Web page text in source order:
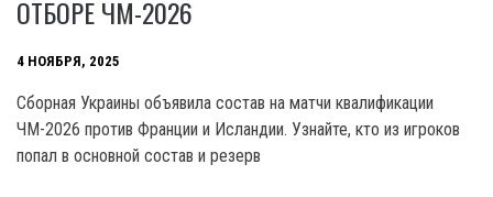
ОТБОРЕ ЧМ-2026
4 НОЯБРЯ, 2025
Сборная Украины объявила состав на матчи квалификации
ЧМ-2026 против Франции и Исландии. Узнайте, кто из игроков
попал в основной состав и резерв